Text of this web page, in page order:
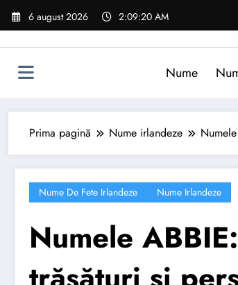
Sari
6 august 2026 2:09:21 AM
Nume
Prima pagină Nume irlandeze
Nume De Fete Irlandeze Nume Irlandeze
Numele